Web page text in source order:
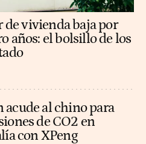
vivienda baja por
años: el bolsillo de los
al chino para
de CO2 en
con XPeng